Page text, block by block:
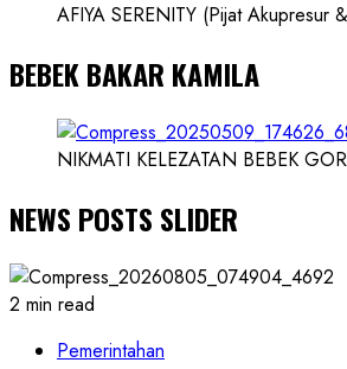
AFIYA SERENITY (Pijat Akupresur
BEBEK BAKAR KAMILA
NIKMATI KELEZATAN BEBEK
NEWS POSTS SLIDER
2 min read
Pemerintahan